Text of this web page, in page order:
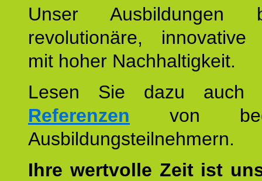
Unser Ausbildungen
revolutionäre, innovative
mit hoher Nachhaltigkeit.
Lesen Sie dazu
Referenzen von
Ausbildungsteilnehmern.
Ihre wertvolle Zeit ist